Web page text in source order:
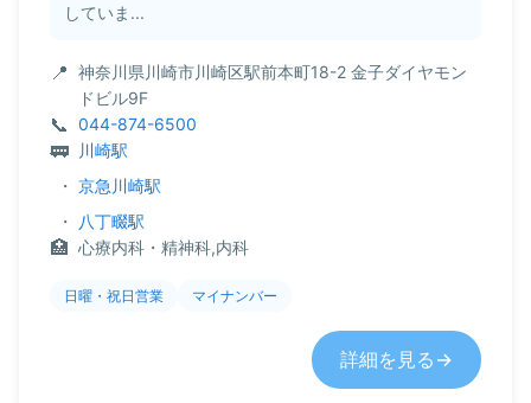
していま...
神奈川県川崎市川崎区駅前本町18-2 金子ダイヤモン
ドビル9F
044-874-6500
川崎駅
・ 京急川崎駅
・
八丁畷駅
心療内科・精神科,内科
日曜・祝日営業 マイナンバー
詳細を見る